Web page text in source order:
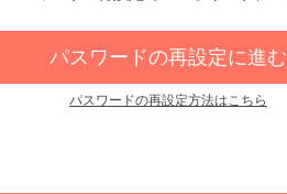
パスワードの再設定に進む
パスワードの再設定方法はこちら